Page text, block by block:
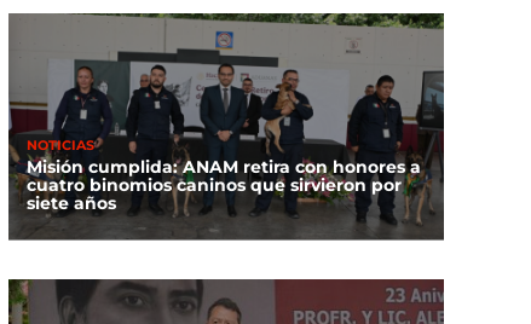
NOTICIAS
Misión cumplida: ANAM retira con honores a
cuatro binomios caninos que sirvieron por
siete años